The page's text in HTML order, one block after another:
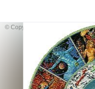
© Copyright: